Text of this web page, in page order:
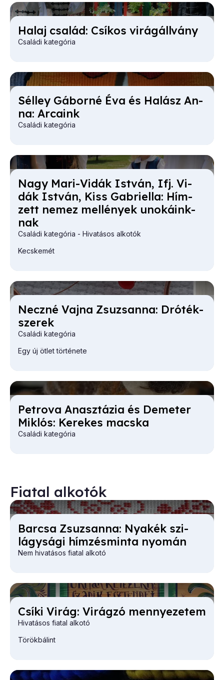
Hal­aj csa­lád: Csí­kos vi­rág­áll­vány
Családi kategória
Sél­ley Gá­bor­né Éva és Ha­lász An­
na: Ar­ca­ink
Családi kategória
Nagy Ma­ri-Vi­dák Ist­ván, Ifj. Vi­
dák Ist­ván, Kiss Gab­ri­el­la: Hím­
zett ne­mez mel­lé­nyek uno­ká­ink­
nak
Családi kategória - Hivatásos alkotók
Kecskemét
Necz­né Vaj­na Zsu­zsan­na: Dró­ték­
sze­rek
Családi kategória
Egy új ötlet története
Pet­ro­va Anasz­tá­zia és De­me­ter
Mik­lós: Ke­re­kes macs­ka
Családi kategória
Fiatal alkotók
Bar­csa Zsu­zsan­na: Nyak­ék szi­
lágy­sá­gi hím­zés­min­ta nyo­mán
Nem hivatásos fiatal alkotó
Csí­ki Vi­rág: Vi­rág­zó mennye­ze­tem
Hivatásos fiatal alkotó
Törökbálint